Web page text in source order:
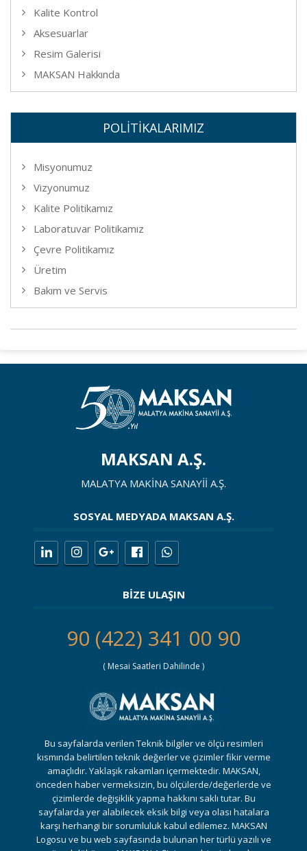
Kalite Kontrol
Aksesuarlar
Resim Galerisi
MAKSAN Hakkında
POLİTİKALARIMIZ
Misyonumuz
Vizyonumuz
Kalite Politikamız
Laboratuvar Politikamız
Çevre Politikamız
Üretim
Bakım ve Servis
MAKSAN A.Ş.
MALATYA MAKİNA SANAYİİ A.Ş.
SOSYAL MEDYADA MAKSAN A.Ş.
BİZE ULAŞIN
90 (422) 341 00 90
( Mesai Saatleri Dahilinde )
Bu sayfalarda verilen Teknik bilgiler ve ölçü resimleri
kısmında belirtilen teknik değerler ve çizimler fikir verme
amaçlıdır. Yaklaşık rakamları içermektedir. MAKSAN,
önceden haber vermeksizin, bu ölçülerde/değerlerde ve
çizimlerde değişiklik yapma hakkını saklı tutar. Bu
sayfalarda yer alabilecek eksik bilgi veya olası hatalara
karşı herhangi bir sorumluluk kabul edilemez. MAKSAN
Logosu ve bu web sayfasında bulunan her türlü yazılı ve